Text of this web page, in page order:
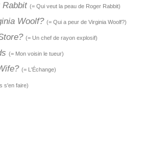
Rabbit (= Qui veut la peau de Roger Rabbit)
Woolf? (= Qui a peur de Virginia Woolf?)
(= Un chef de rayon explosif)
(= Mon voisin le tueur)
(= L'Échange)
s'en faire)